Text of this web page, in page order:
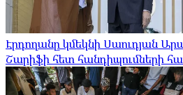
Էրդողանը կմեկնի Սաուդյան
Շարիֆի հետ հանդիպումների